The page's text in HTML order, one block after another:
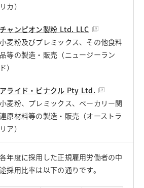
リカ）
チャンピオン製粉 Ltd. LLC
小麦粉及びプレミックス、その他食料
品等の製造・販売（ニュージーラン
ド）
アライド・ピナクル Pty Ltd.
小麦粉、プレミックス、ベーカリー関
連原材料等の製造・販売（オーストラ
リア）
各年度に採用した正規雇用労働者の中
途採用比率は以下の通りです。